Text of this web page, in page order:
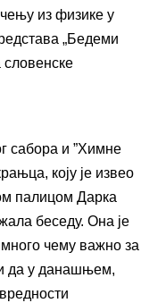
из физике у
„Бедеми
сабора и ”Химне
коју је извео
палицом Дарка
беседу. Она је
чему важно за
да у данашњем,